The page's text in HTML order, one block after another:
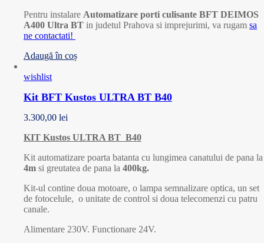
Pentru instalare Automatizare porti culisante BFT DEIMOS
A400 Ultra BT in judetul Prahova si imprejurimi, va rugam sa
ne contactati!
Adaugă în coș
wishlist
Kit BFT Kustos ULTRA BT B40
3.300,00 lei
KIT Kustos ULTRA BT B40
Kit automatizare poarta batanta cu lungimea canatului de pana la
4m si greutatea de pana la 400kg.
Kit-ul contine doua motoare, o lampa semnalizare optica, un set
de fotocelule, o unitate de control si doua telecomenzi cu patru
canale.
Alimentare 230V. Functionare 24V.